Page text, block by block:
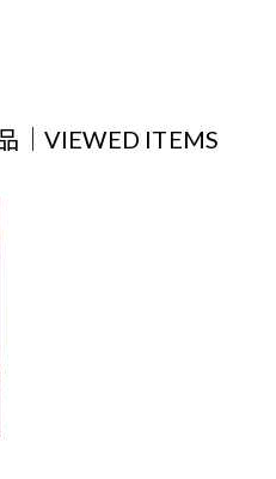
｜VIEWED ITEMS